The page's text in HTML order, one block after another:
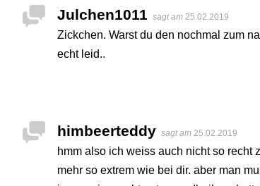
Julchen1011 sagt am 25.02.2019
Zickchen. Warst du den nochmal zum
echt leid..
himbeerteddy sagt am 25.02.2019
hmm also ich weiss auch nicht so recht
mehr so extrem wie bei dir. aber man